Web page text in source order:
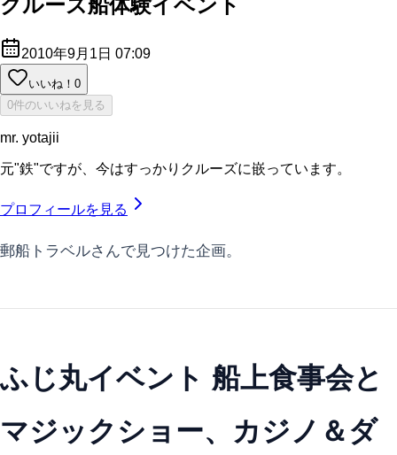
クルーズ船体験イベント
2010年9月1日 07:09
いいね！ 0
0件のいいねを見る
mr. yotajii
元"鉄"ですが、今はすっかりクルーズに嵌っています。
プロフィールを見る
郵船トラベルさんで見つけた企画。
ふじ丸イベント 船上食事会と
マジックショー、カジノ＆ダ